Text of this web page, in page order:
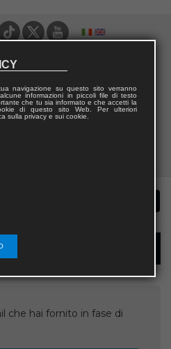
che hai fornito in fase di
navigazione su questo sito verranno
informazioni in piccoli file di testo
che tu sia informato e che accetti la
di questo sito Web. Per ulteriori
sulla privacy e sui cookie.